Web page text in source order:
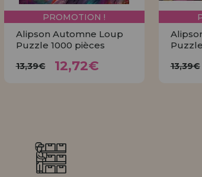
PROMOTION !
Alipson Automne Loup
Puzzle 1000 pièces
13,39€ 12,72€ 13,39€